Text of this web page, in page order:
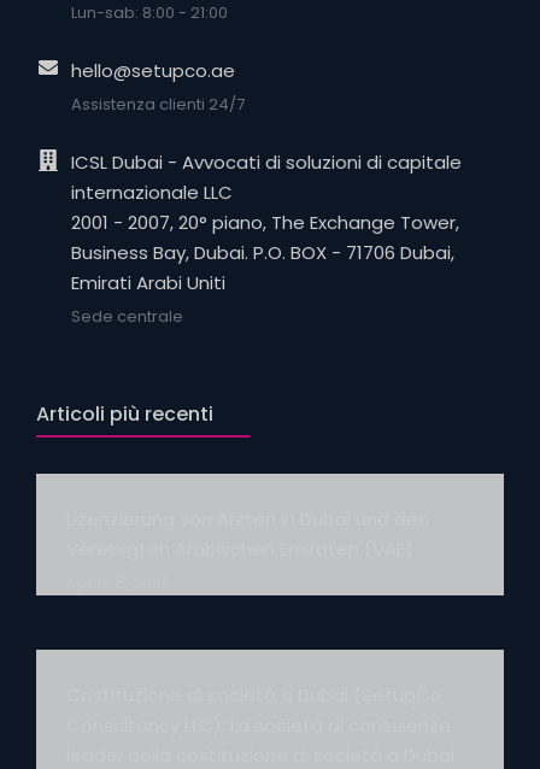
Lun-sab: 8:00 - 21:00
hello@setupco.ae
Assistenza clienti 24/7
ICSL Dubai - Avvocati di soluzioni di capitale
internazionale LLC
2001 - 2007, 20° piano, The Exchange Tower,
Business Bay, Dubai. P.O. BOX - 71706 Dubai,
Emirati Arabi Uniti
Sede centrale
Articoli più recenti